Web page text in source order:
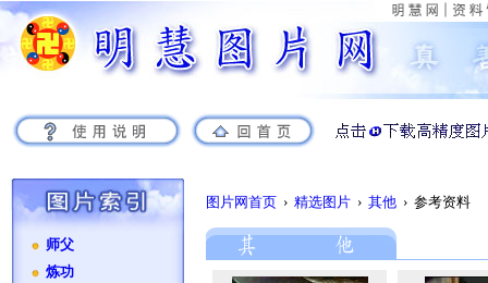
师父
炼功
图片网首页 › 精选图片 › 其他 › 参考资料